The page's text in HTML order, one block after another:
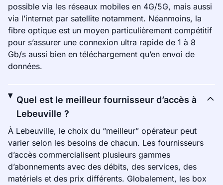
possible via les réseaux mobiles en 4G/5G, mais aussi
via l’internet par satellite notamment. Néanmoins, la
fibre optique est un moyen particulièrement compétitif
pour s’assurer une connexion ultra rapide de 1 à 8
Gb/s aussi bien en téléchargement qu’en envoi de
données.
Quel est le meilleur fournisseur d’accès à
Lebeuville ?
À Lebeuville, le choix du “meilleur” opérateur peut
varier selon les besoins de chacun. Les fournisseurs
d’accès commercialisent plusieurs gammes
d’abonnements avec des débits, des services, des
matériels et des prix différents. Globalement, les box